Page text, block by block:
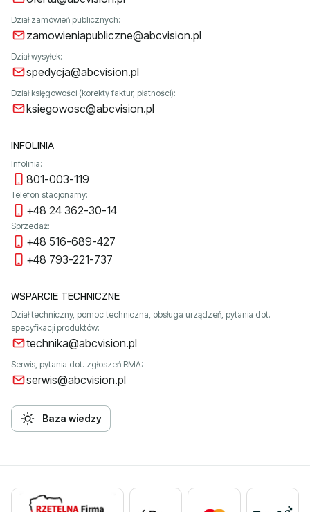
Dział zamówień publicznych:
zamowieniapubliczne@abcvision.pl
Dział wysyłek:
spedycja@abcvision.pl
Dział księgowości (korekty faktur, płatności):
ksiegowosc@abcvision.pl
INFOLINIA
Infolinia:
801-003-119
Telefon stacjonarny:
+48 24 362-30-14
Sprzedaż:
+48 516-689-427
+48 793-221-737
WSPARCIE TECHNICZNE
Dział techniczny, pomoc techniczna, obsługa urządzeń, pytania dot.
specyfikacji produktów:
technika@abcvision.pl
Serwis, pytania dot. zgłoszeń RMA:
serwis@abcvision.pl
Baza wiedzy